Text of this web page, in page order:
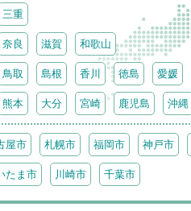
三重
奈良 滋賀 和歌山
鳥取 島根 香川 徳島 愛媛
熊本 大分 宮崎 鹿児島 沖縄
屋市 札幌市 福岡市 神戸市
たま市 川崎市 千葉市